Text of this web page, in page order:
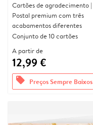
Cartões de agradecimento |
Postal premium com três
acabamentos diferentes
Conjunto de 10 cartões
A partir de
12,99 €
offers Preços Sempre Baixos